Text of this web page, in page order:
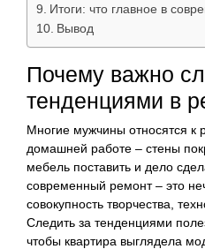
Итоги: что главное в
Вывод
Почему важно
тенденциями в
Многие мужчины относятся к
домашней работе – стены
мебель поставить и дело
современный ремонт – это
совокупность творчества,
Следить за тенденциями
чтобы квартира выглядела